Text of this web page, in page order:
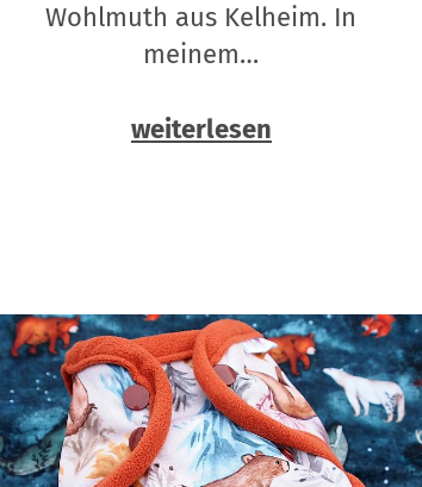
Wohlmuth aus Kelheim. In
meinem…
weiterlesen